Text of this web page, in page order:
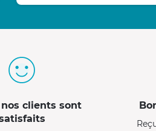
nos clients sont